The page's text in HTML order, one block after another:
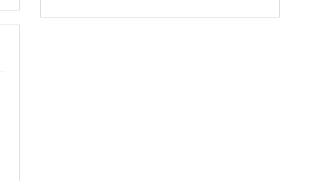
响；<&list>3.稳定器的转向胶套和球头